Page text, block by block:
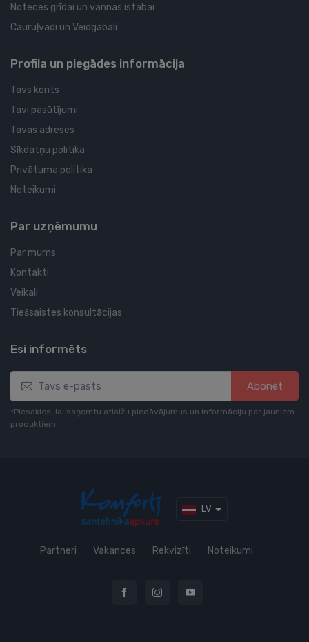
Noteces grīdai un vannas istabai
Cauruļvadi un Veidgabali
Profila un piegādes informācija
Tavs konts
Tavi pasūtījumi
Tavas adreses
Sīkdatņu politika
Privātuma politika
Noteikumi
Par uzņēmumu
Par mums
Kontakti
Veikali
Tiešsaistes konsultācijas
Esi informēts
Abonēt
*Piesakies, lai saņemtu atlaižu piedāvājumus un informāciju par jauniem
produktiem
LV
Partneri Vakances Rekvizīti Noteikumi